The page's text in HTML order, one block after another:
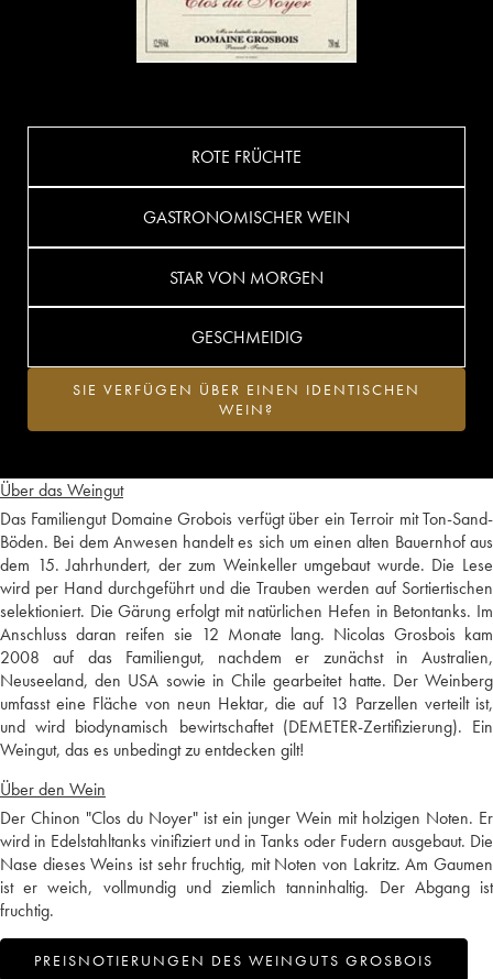
Über das Weingut
Das Familiengut Domaine Grobois verfügt über ein Terroir mit Ton-Sand-
Böden. Bei dem Anwesen handelt es sich um einen alten Bauernhof aus
dem 15. Jahrhundert, der zum Weinkeller umgebaut wurde. Die Lese
wird per Hand durchgeführt und die Trauben werden auf Sortiertischen
selektioniert. Die Gärung erfolgt mit natürlichen Hefen in Betontanks. Im
Anschluss daran reifen sie 12 Monate lang. Nicolas Grosbois kam
2008 auf das Familiengut, nachdem er zunächst in Australien,
Neuseeland, den USA sowie in Chile gearbeitet hatte. Der Weinberg
umfasst eine Fläche von neun Hektar, die auf 13 Parzellen verteilt ist,
und wird biodynamisch bewirtschaftet (DEMETER-Zertifizierung). Ein
Weingut, das es unbedingt zu entdecken gilt!
Über den Wein
Der Chinon "Clos du Noyer" ist ein junger Wein mit holzigen Noten. Er
wird in Edelstahltanks vinifiziert und in Tanks oder Fudern ausgebaut. Die
Nase dieses Weins ist sehr fruchtig, mit Noten von Lakritz. Am Gaumen
ist er weich, vollmundig und ziemlich tanninhaltig. Der Abgang ist
fruchtig.
PREISNOTIERUNGEN DES WEINGUTS GROSBOIS
ROTE FRÜCHTE
GASTRONOMISCHER WEIN
STAR VON MORGEN
GESCHMEIDIG
SIE VERFÜGEN ÜBER EINEN IDENTISCHEN
WEIN?